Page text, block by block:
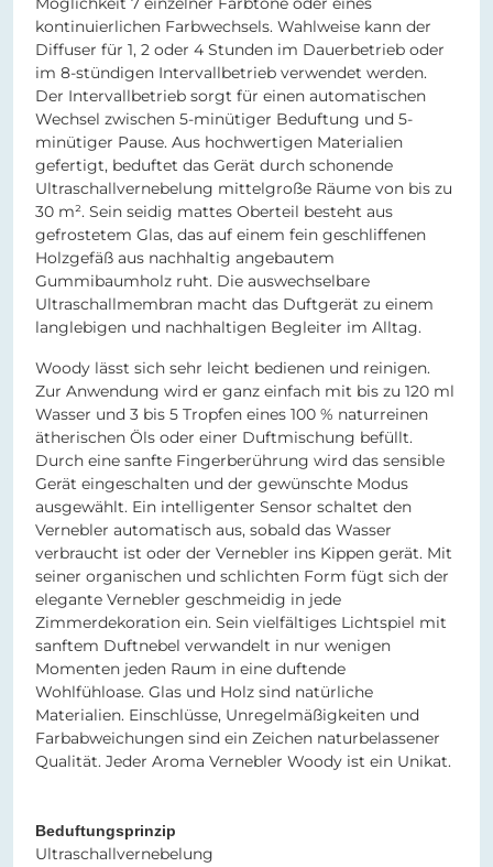
kontinuierlichen Farbwechsels. Wahlweise kann der
Diffuser für 1, 2 oder 4 Stunden im Dauerbetrieb oder
im 8-stündigen Intervallbetrieb verwendet werden.
Der Intervallbetrieb sorgt für einen automatischen
Wechsel zwischen 5-minütiger Beduftung und 5-
minütiger Pause. Aus hochwertigen Materialien
gefertigt, beduftet das Gerät durch schonende
Ultraschallvernebelung mittelgroße Räume von bis zu
30 m². Sein seidig mattes Oberteil besteht aus
gefrostetem Glas, das auf einem fein geschliffenen
Holzgefäß aus nachhaltig angebautem
Gummibaumholz ruht. Die auswechselbare
Ultraschallmembran macht das Duftgerät zu einem
langlebigen und nachhaltigen Begleiter im Alltag.
Woody lässt sich sehr leicht bedienen und reinigen.
Zur Anwendung wird er ganz einfach mit bis zu 120 ml
Wasser und 3 bis 5 Tropfen eines 100 % naturreinen
ätherischen Öls oder einer Duftmischung befüllt.
Durch eine sanfte Fingerberührung wird das sensible
Gerät eingeschalten und der gewünschte Modus
ausgewählt. Ein intelligenter Sensor schaltet den
Vernebler automatisch aus, sobald das Wasser
verbraucht ist oder der Vernebler ins Kippen gerät. Mit
seiner organischen und schlichten Form fügt sich der
elegante Vernebler geschmeidig in jede
Zimmerdekoration ein. Sein vielfältiges Lichtspiel mit
sanftem Duftnebel verwandelt in nur wenigen
Momenten jeden Raum in eine duftende
Wohlfühloase. Glas und Holz sind natürliche
Materialien. Einschlüsse, Unregelmäßigkeiten und
Farbabweichungen sind ein Zeichen naturbelassener
Qualität. Jeder Aroma Vernebler Woody ist ein Unikat.
Beduftungsprinzip
Ultraschallvernebelung